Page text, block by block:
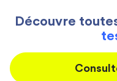
Découvre